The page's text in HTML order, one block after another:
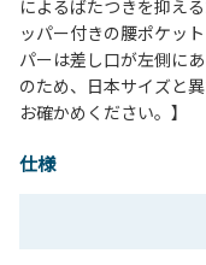
によるばたつきを抑え
ッパー付きの腰ポケッ
パーは差し口が左側に
のため、日本サイズと
お確かめください。】
仕様